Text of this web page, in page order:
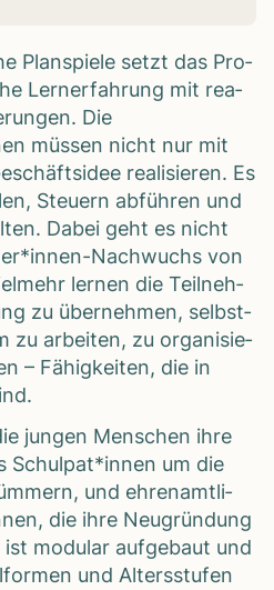
Plan­spiele setzt das Pro­
Lern­erfah­rung mit rea­
Die
müs­sen nicht nur mit
rea­li­sie­ren. Es
Steu­ern abfüh­ren und
Dabei geht es nicht
Nachwuchs von
ler­nen die Teil­neh­
zu über­neh­men, selbst­
zu arbei­ten, zu orga­ni­sie­
– Fähig­kei­ten, die in
jun­gen Men­schen ihre
Schulpat*innen um die
und ehren­amt­li­
die ihre Neu­grün­dung
modu­lar auf­ge­baut und
und Alters­stu­fen